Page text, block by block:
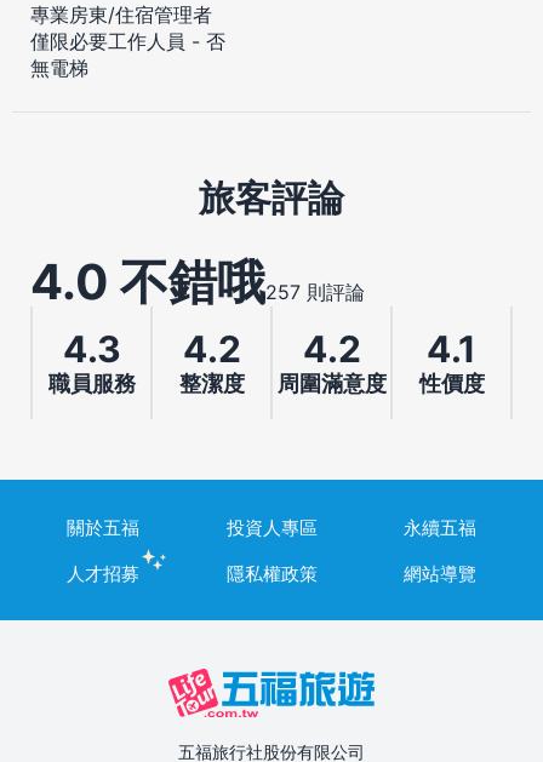
專業房東/住宿管理者
僅限必要工作人員 - 否
無電梯
旅客評論
4.0 不錯哦257 則評論
4.3
職員服務
4.2
整潔度
4.2
周圍滿意度
4.1
性價度
關於五福 投資人專區
永續五福
人才招募
隱私權政策 網站導覽
五福旅行社股份有限公司